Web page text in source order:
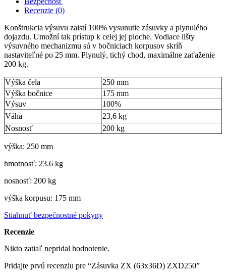
Recenzie (0)
Konštrukcia výsuvu zaistí 100% vysunutie zásuvky a plynulého
dojazdu. Umožní tak prístup k celej jej ploche. Vodiace lišty
výsuvného mechanizmu sú v bočniciach korpusov skríň
nastaviteľné po 25 mm. Plynulý, tichý chod, maximálne zaťaženie
200 kg.
Výška čela
250 mm
Výška bočnice
175 mm
Výsuv
100%
Váha
23,6 kg
Nosnosť
200 kg
výška: 250 mm
hmotnosť: 23.6 kg
nosnosť: 200 kg
výška korpusu: 175 mm
Stiahnuť bezpečnostné pokyny
Recenzie
Nikto zatiaľ nepridal hodnotenie.
Pridajte prvú recenziu pre “Zásuvka ZX (63x36D) ZXD250”